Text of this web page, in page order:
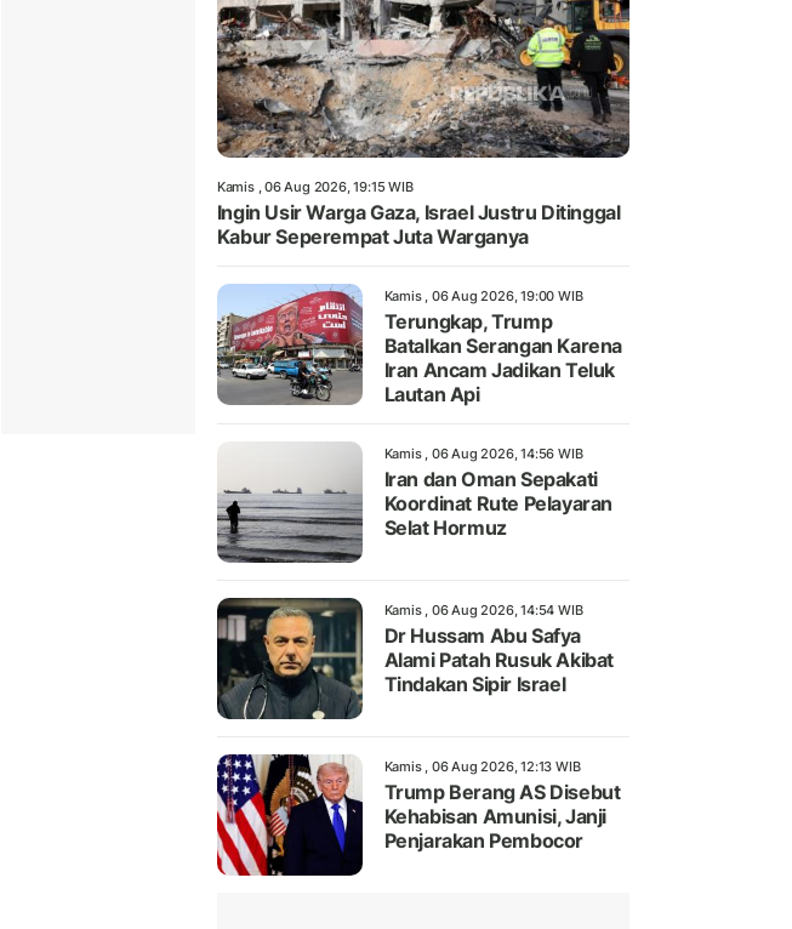
Kamis , 06 Aug 2026, 19:15 WIB
Ingin Usir Warga Gaza, Israel Justru Ditinggal
Kabur Seperempat Juta Warganya
Kamis , 06 Aug 2026, 19:00 WIB
Terungkap, Trump
Batalkan Serangan Karena
Iran Ancam Jadikan Teluk
Lautan Api
Kamis , 06 Aug 2026, 14:56 WIB
Iran dan Oman Sepakati
Koordinat Rute Pelayaran
Selat Hormuz
Kamis , 06 Aug 2026, 14:54 WIB
Dr Hussam Abu Safya
Alami Patah Rusuk Akibat
Tindakan Sipir Israel
Kamis , 06 Aug 2026, 12:13 WIB
Trump Berang AS Disebut
Kehabisan Amunisi, Janji
Penjarakan Pembocor